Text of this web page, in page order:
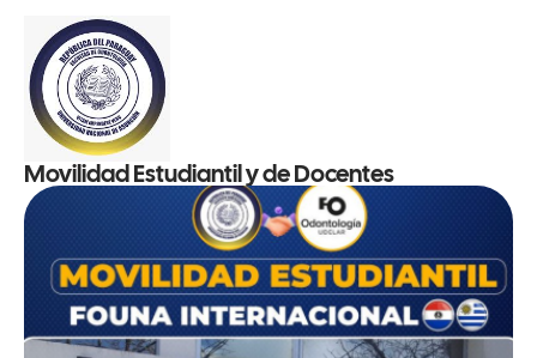
Movilidad Estudiantil y de Docentes